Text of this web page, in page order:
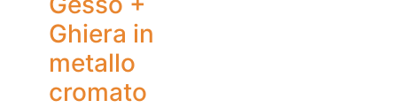
Ghiera in
metallo
cromato